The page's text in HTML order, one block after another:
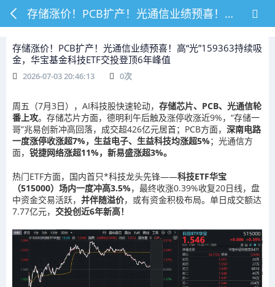
存储涨价！PCB扩产！光通信业绩预喜！高“光”159363持续吸金，华宝基金科技ETF交投登顶6年峰值
存储涨价！PCB扩产！光通信业绩预喜！高“光”159363持续吸
金，华宝基金科技ETF交投登顶6年峰值
2026-07-03 20:46:13 0次
周五（7月3日），AI科技股快速轮动， 存储芯片、PCB、光通信轮
番上攻。存储芯片方面，德明利午后触及涨停收涨近9%，“存储一
哥”兆易创新冲高回落，成交超426亿元居首；PCB方面， 深南电路
一度涨停收涨超7%，生益电子、生益科技均涨超5%；光通信方
面， 锐捷网络涨超11%，新易盛涨超3%。
热门ETF方面，国内首只*科技龙头先锋——科技ETF华宝
（515000）场内一度冲高3.5%，最终收涨0.39%收复20日线，盘
中资金交易活跃， 并伴随溢价，或有资金积极布局。单日成交额达
7.77亿元， 交投创近6年新高！